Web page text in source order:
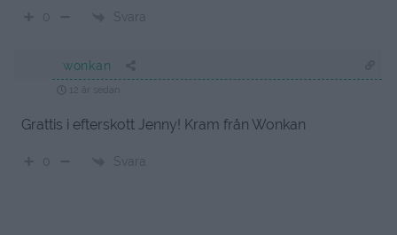
0 Svara
wonkan
12 år sedan
Grattis i efterskott Jenny! Kram från Wonkan
0 Svara